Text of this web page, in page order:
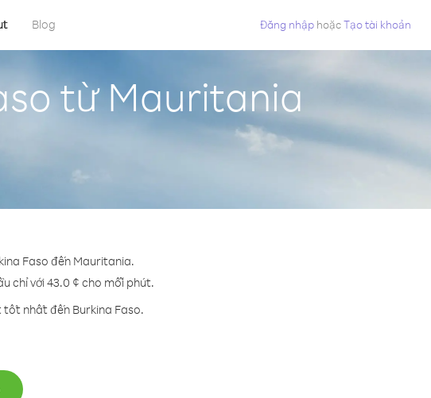
Blog Đăng nhập hoặcTạo tài khoản
từ Mauritania
Faso đến Mauritania.
chỉ với 43.0 ¢ cho mỗi phút.
nhất đến Burkina Faso.